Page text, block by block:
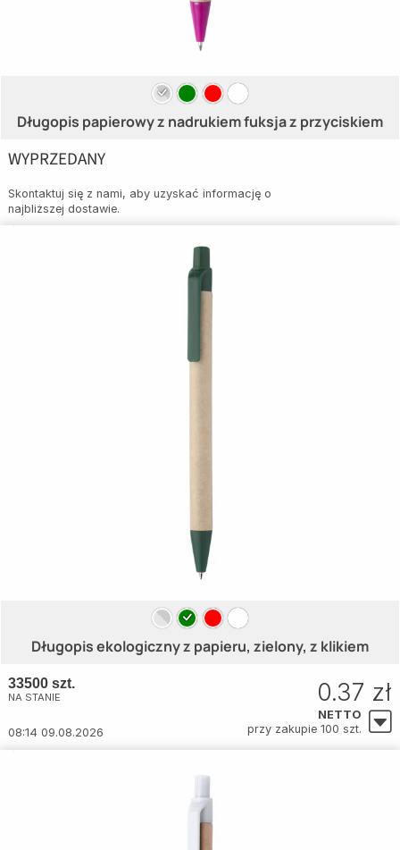
Długopis papierowy z nadrukiem fuksja z przyciskiem
WYPRZEDANY
Skontaktuj się z nami, aby uzyskać informację o
najbliższej dostawie.
Długopis ekologiczny z papieru, zielony, z klikiem
33500 szt.
NA STANIE
08:14 09.08.2026
0.37 zł
NETTO
przy zakupie 100 szt.